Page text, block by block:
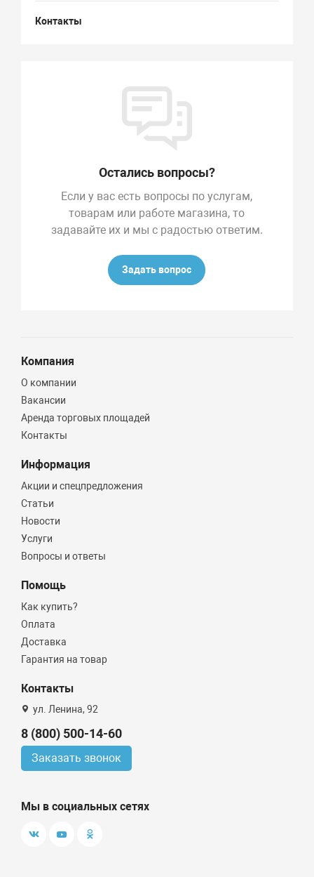
Контакты
Остались вопросы?
Если у вас есть вопросы по услугам,
товарам или работе магазина, то
задавайте их и мы с радостью ответим.
Задать вопрос
Компания
О компании
Вакансии
Аренда торговых площадей
Контакты
Информация
Акции и спецпредложения
Статьи
Новости
Услуги
Вопросы и ответы
Помощь
Как купить?
Оплата
Доставка
Гарантия на товар
Контакты
ул. Ленина, 92
8 (800) 500-14-60
Заказать звонок
Мы в социальных сетях